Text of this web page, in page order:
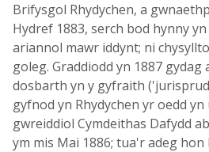
Brifysgol Rhydychen, a
Hydref 1883, serch bod hynny
ariannol mawr iddynt; ni
goleg. Graddiodd yn 1887 gydag
dosbarth yn y gyfraith
gyfnod yn Rhydychen yr oedd
gwreiddiol Cymdeithas Dafydd
ym mis Mai 1886; tua'r adeg